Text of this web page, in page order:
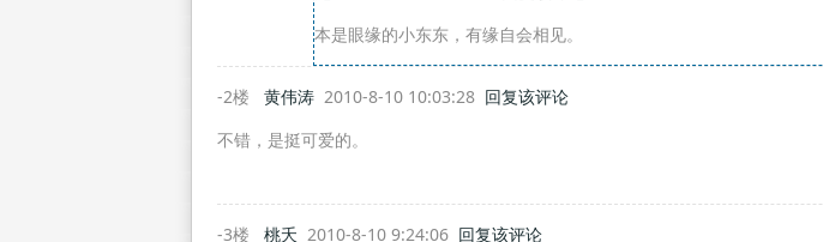
本是眼缘的小东东，有缘自会相见。
-2楼 黄伟涛2010-8-10 10:03:28 回复该评论
不错，是挺可爱的。
-3楼 桃夭 2010-8-10 9:24:06 回复该评论